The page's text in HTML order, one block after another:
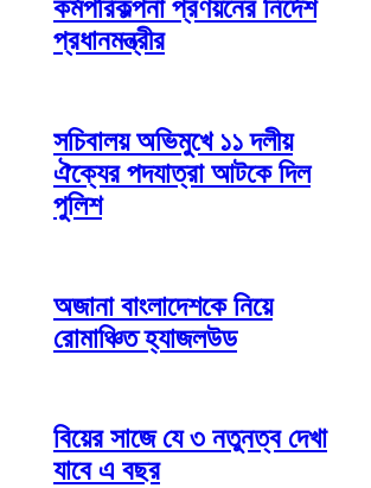
কর্মপরিকল্পনা প্রণয়নের নির্দেশ
প্রধানমন্ত্রীর
সচিবালয় অভিমুখে ১১ দলীয়
ঐক্যের পদযাত্রা আটকে দিল
পুলিশ
অজানা বাংলাদেশকে নিয়ে
রোমাঞ্চিত হ্যাজলউড
বিয়ের সাজে যে ৩ নতুনত্ব দেখা
যাবে এ বছর